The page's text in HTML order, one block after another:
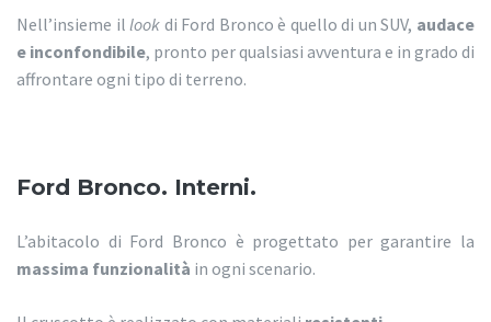
Nell’insieme illook di Ford Bronco è quello di un SUV, audace
e inconfondibile, pronto per qualsiasi avventura e in grado di
affrontare ogni tipo di terreno.
Ford Bronco. Interni.
L’abitacolo di Ford Bronco è progettato per garantire la
massima funzionalità in ogni scenario.